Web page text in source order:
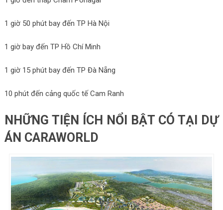
1 giờ 50 phút bay đến TP Hà Nội
1 giờ bay đến TP Hồ Chí Minh
1 giờ 15 phút bay đến TP Đà Nẵng
10 phút đến cảng quốc tế Cam Ranh
NHỮNG TIỆN ÍCH NỔI BẬT CÓ TẠI DỰ
ÁN CARAWORLD